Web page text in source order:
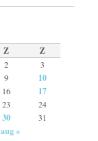
Z
Z
2 3
9 10
16 17
23
24
30 31
aug »